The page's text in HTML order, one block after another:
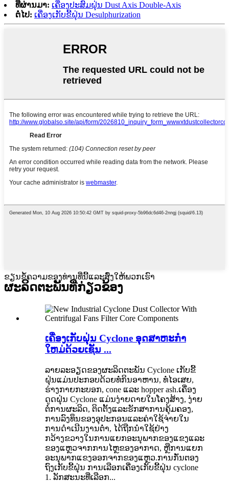
ທີ່ຜ່ານມາ: ເຄື່ອງປະສົມຝຸ່ນ Dust Axis Double-Axis
ຕໍ່ໄປ: ເຄື່ອງເກັບຂີ້ຝຸ່ນ Desulphurization
ຂຽນຂໍ້ຄວາມຂອງທ່ານທີ່ນີ້ແລະສົ່ງໃຫ້ພວກເຮົາ
ຜະ​ລິດ​ຕະ​ພັນ​ທີ່​ກ່ຽວ​ຂ້ອງ
ເຄື່ອງເກັບຝຸ່ນ Cyclone ອຸດສາຫະກໍາ
ໃຫມ່ດ້ວຍເຊັນ ...
ລາຍ​ລະ​ອຽດ​ຂອງ​ຜະ​ລິດ​ຕະ​ພັນ Cyclone ເກັບ​ຂີ້​
ຝຸ່ນ​ແມ່ນ​ປະ​ກອບ​ດ້ວຍ​ທໍ່​ກິນ​ອາ​ຫານ​, ທໍ່​ໄອ​ເສຍ​,
ຮ່າງ​ກາຍ​ກະ​ບອກ​, cone ແລະ hopper ash​.ເຄື່ອງ
ດູດຝຸ່ນ Cyclone ແມ່ນງ່າຍດາຍໃນໂຄງສ້າງ, ງ່າຍ
ຕໍ່ການຜະລິດ, ຕິດຕັ້ງແລະຮັກສາການຄຸ້ມຄອງ,
ການລົງທຶນຂອງອຸປະກອນແລະຄ່າໃຊ້ຈ່າຍໃນ
ການດໍາເນີນງານຕ່ໍາ, ໄດ້ຖືກນໍາໃຊ້ຢ່າງ
ກວ້າງຂວາງໃນການແຍກອະນຸພາກຂອງແຂງແລະ
ຂອງແຫຼວຈາກການໄຫຼຂອງອາກາດ, ຫຼືການແຍກ
ອະນຸພາກແຂງອອກຈາກຂອງແຫຼວ.ການກັ່ນຕອງ
ຖົງເກັບຂີ້ຝຸ່ນ ການເລືອກເຄື່ອງເກັບຂີ້ຝຸ່ນ cyclone
1. ລັກສະນະທີ່ເລືອກ...